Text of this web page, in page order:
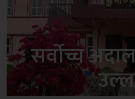
सर्वोच्च